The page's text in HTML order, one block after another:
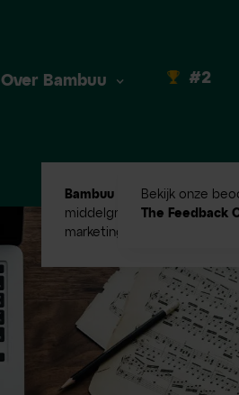
Over Bambuu #2
Bambuu #2
in Emerce100
middelgroot digital
marketingbureaus!
Bekijk onze
The Feedback